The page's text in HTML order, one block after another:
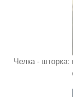
Челка - шторка: